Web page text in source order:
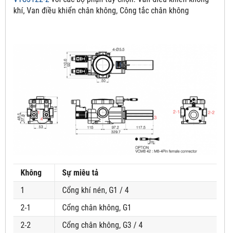
khí, Van điều khiển chân không, Công tắc chân không
Không
Sự miêu tả
1
Cổng khí nén, G1 / 4
2-1
Cổng chân không, G1
2-2
Cổng chân không, G3 / 4